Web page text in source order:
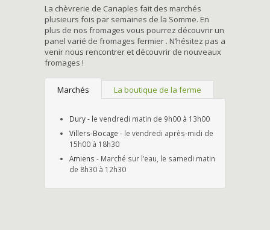
La chèvrerie de Canaples fait des marchés
plusieurs fois par semaines de la Somme. En
plus de nos fromages vous pourrez découvrir un
panel varié de fromages fermier . N’hésitez pas a
venir nous rencontrer et découvrir de nouveaux
fromages !
Marchés La boutique de la ferme
Dury- le vendredi matin de 9h00 à 13h00
Villers-Bocage - le vendredi après-midi de
15h00 à 18h30
Amiens - Marché sur l’eau, le samedi matin
de 8h30 à 12h30